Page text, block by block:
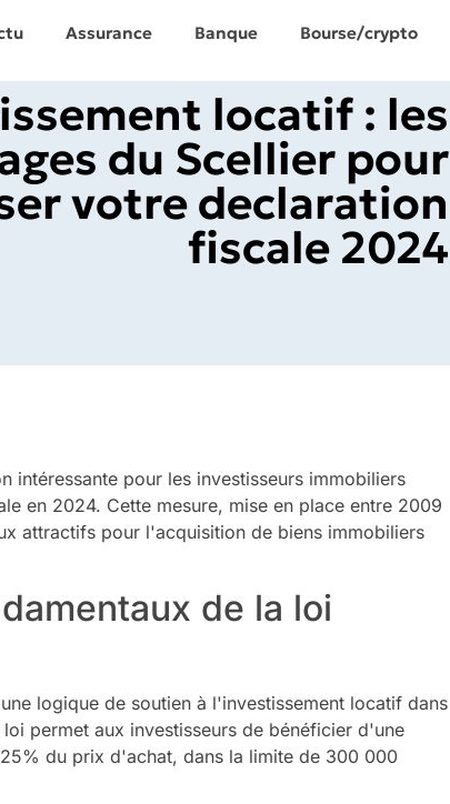
Assurance Banque Bourse/crypto
locatif : les
du Scellier pour
votre declaration
fiscale 2024
intéressante pour les investisseurs immobiliers
en 2024. Cette mesure, mise en place entre 2009
attractifs pour l'acquisition de biens immobiliers
de la loi
logique de soutien à l'investissement locatif dans
permet aux investisseurs de bénéficier d'une
du prix d'achat, dans la limite de 300 000